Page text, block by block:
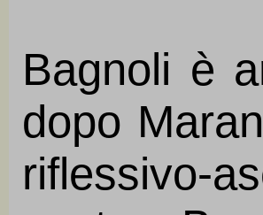
Bagnoli è
dopo
riflessivo-